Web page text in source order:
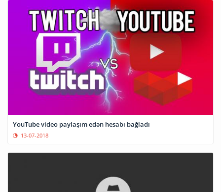
YouTube video paylaşım edən hesabı bağladı
13-07-2018